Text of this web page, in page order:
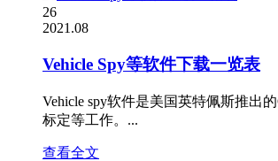
26
2021.08
Vehicle Spy等软件下载一览表
Vehicle spy软件是美国英特佩斯推出
标定等工作。...
查看全文